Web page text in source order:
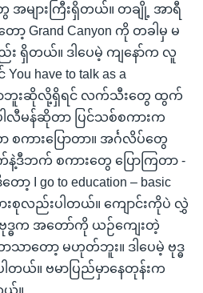
ျားကြီးရှိတယ်။ တချို့ အာရီ
ာ့ Grand Canyon ကို တခါမှ မ
ည်း ရှိတယ်။ ဒါပေမဲ့ ကျနော်က လူ
have to talk as a
ြောဘူးဆိုလို့ရှိရင် လက်သီးတွေ ထွက်
လီမန်ဆိုတာ ပြင်သစ်စကားက
ကားပြောတာ။ အင်္ဂလိပ်တွေ
ဒီဘက် စကားတွေ ပြောကြတာ -
go to education – basic
ားစုလည်းပါတယ်။ ကျောင်းကိုပဲ လွှဲ
ဒ္ဓက အတော်ကို ယဉ်ကျေးတဲ့
သာတော့ မဟုတ်ဘူး။ ဒါပေမဲ့ ဗုဒ္ဓ
တယ်။ ဗမာပြည်မှာနေတုန်းက
ယ်။